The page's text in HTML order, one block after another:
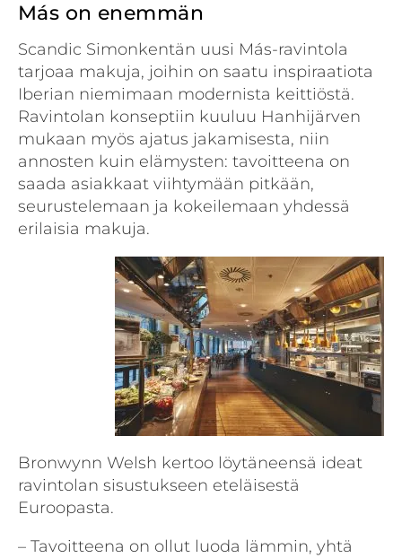
Más on enemmän
Scandic Simonkentän uusi Más-ravintola
tarjoaa makuja, joihin on saatu inspiraatiota
Iberian niemimaan modernista keittiöstä.
Ravintolan konseptiin kuuluu Hanhijärven
mukaan myös ajatus jakamisesta, niin
annosten kuin elämysten: tavoitteena on
saada asiakkaat viihtymään pitkään,
seurustelemaan ja kokeilemaan yhdessä
erilaisia makuja.
Bronwynn Welsh kertoo löytäneensä ideat
ravintolan sisustukseen eteläisestä
Euroopasta.
– Tavoitteena on ollut luoda lämmin, yhtä